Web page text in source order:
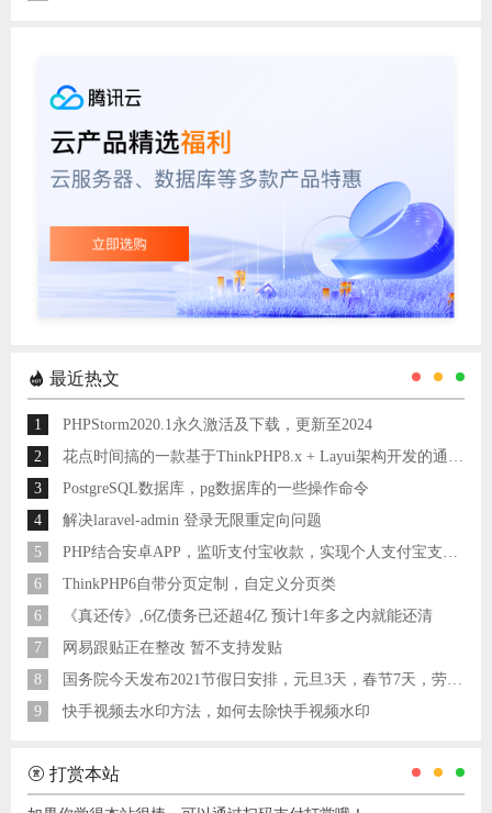
最近热文
1
PHPStorm2020.1永久激活及下载，更新至2024
2
3
PostgreSQL数据库，pg数据库的一些操作命令
4
解决laravel-admin 登录无限重定向问题
5
6
ThinkPHP6自带分页定制，自定义分页类
6
《真还传》,6亿债务已还超4亿 预计1年多之内就能还清
7
网易跟贴正在整改 暂不支持发贴
8
国务院今天发布2021节假日安排，元旦3天，春节7天，劳动节5天
9
快手视频去水印方法，如何去除快手视频水印
打赏本站